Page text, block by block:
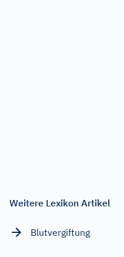
Weitere Lexikon Artikel
Blutvergiftung